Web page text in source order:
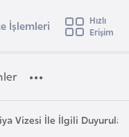
e
t
İşlemleri
Hızlı
Erişim
Vizesi İle İlgili Duyurular